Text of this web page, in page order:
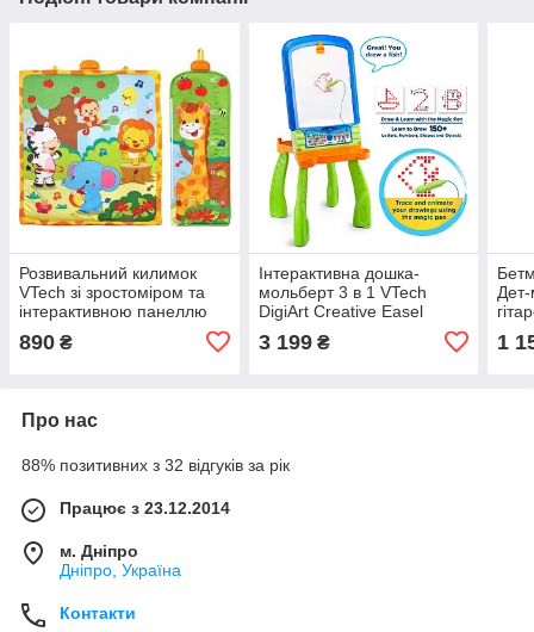
Розвивальний килимок
VTech зі зростоміром та
інтерактивною панеллю
890 ₴
Інтерактивна дошка-
мольберт 3 в 1 VTech
DigiArt Creative Easel
3 199₴ 1
Про нас
88% позитивних з 32 відгуків за рік
Працює з 23.12.2014
м. Дніпро
Дніпро, Україна
Контакти